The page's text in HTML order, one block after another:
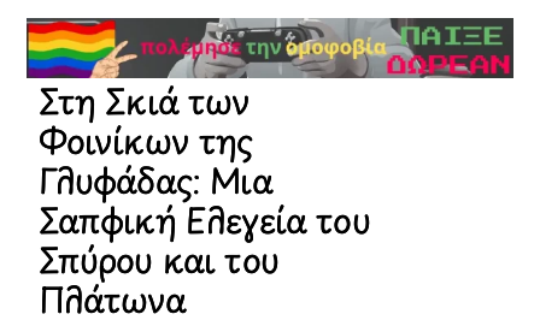
Στη Σκιά των
Φοινίκων της
Γλυφάδας: Μια
Σαπφική Ελεγεία του
Σπύρου και του
Πλάτωνα